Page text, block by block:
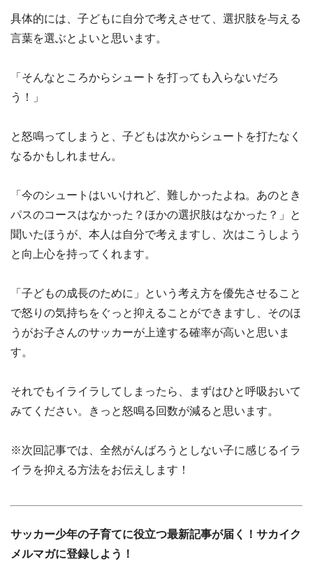
具体的には、子どもに自分で考えさせて、選択肢を与える
言葉を選ぶとよいと思います。
「そんなところからシュートを打っても入らないだろ
う！」
と怒鳴ってしまうと、子どもは次からシュートを打たなく
なるかもしれません。
「今のシュートはいいけれど、難しかったよね。あのとき
パスのコースはなかった？ほかの選択肢はなかった？」と
聞いたほうが、本人は自分で考えますし、次はこうしよう
と向上心を持ってくれます。
「子どもの成長のために」という考え方を優先させること
で怒りの気持ちをぐっと抑えることができますし、そのほ
うがお子さんのサッカーが上達する確率が高いと思いま
す。
それでもイライラしてしまったら、まずはひと呼吸おいて
みてください。きっと怒鳴る回数が減ると思います。
※次回記事では、全然がんばろうとしない子に感じるイラ
イラを抑える方法をお伝えします！
サッカー少年の子育てに役立つ最新記事が届く！サカイク
メルマガに登録しよう！